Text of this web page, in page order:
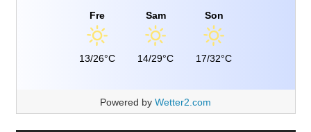
Fre
13/26°C
Sam
14/29°C
Son
17/32°C
Powered by Wetter2.com